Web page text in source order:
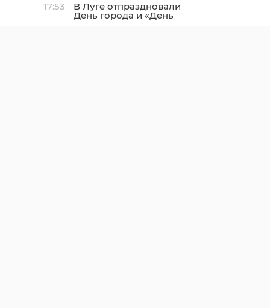
17:53 В Луге отпраздновали
День города и «День
детства»